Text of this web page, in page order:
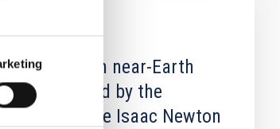
opposition near-Earth
recovered by the
with the Isaac Newton